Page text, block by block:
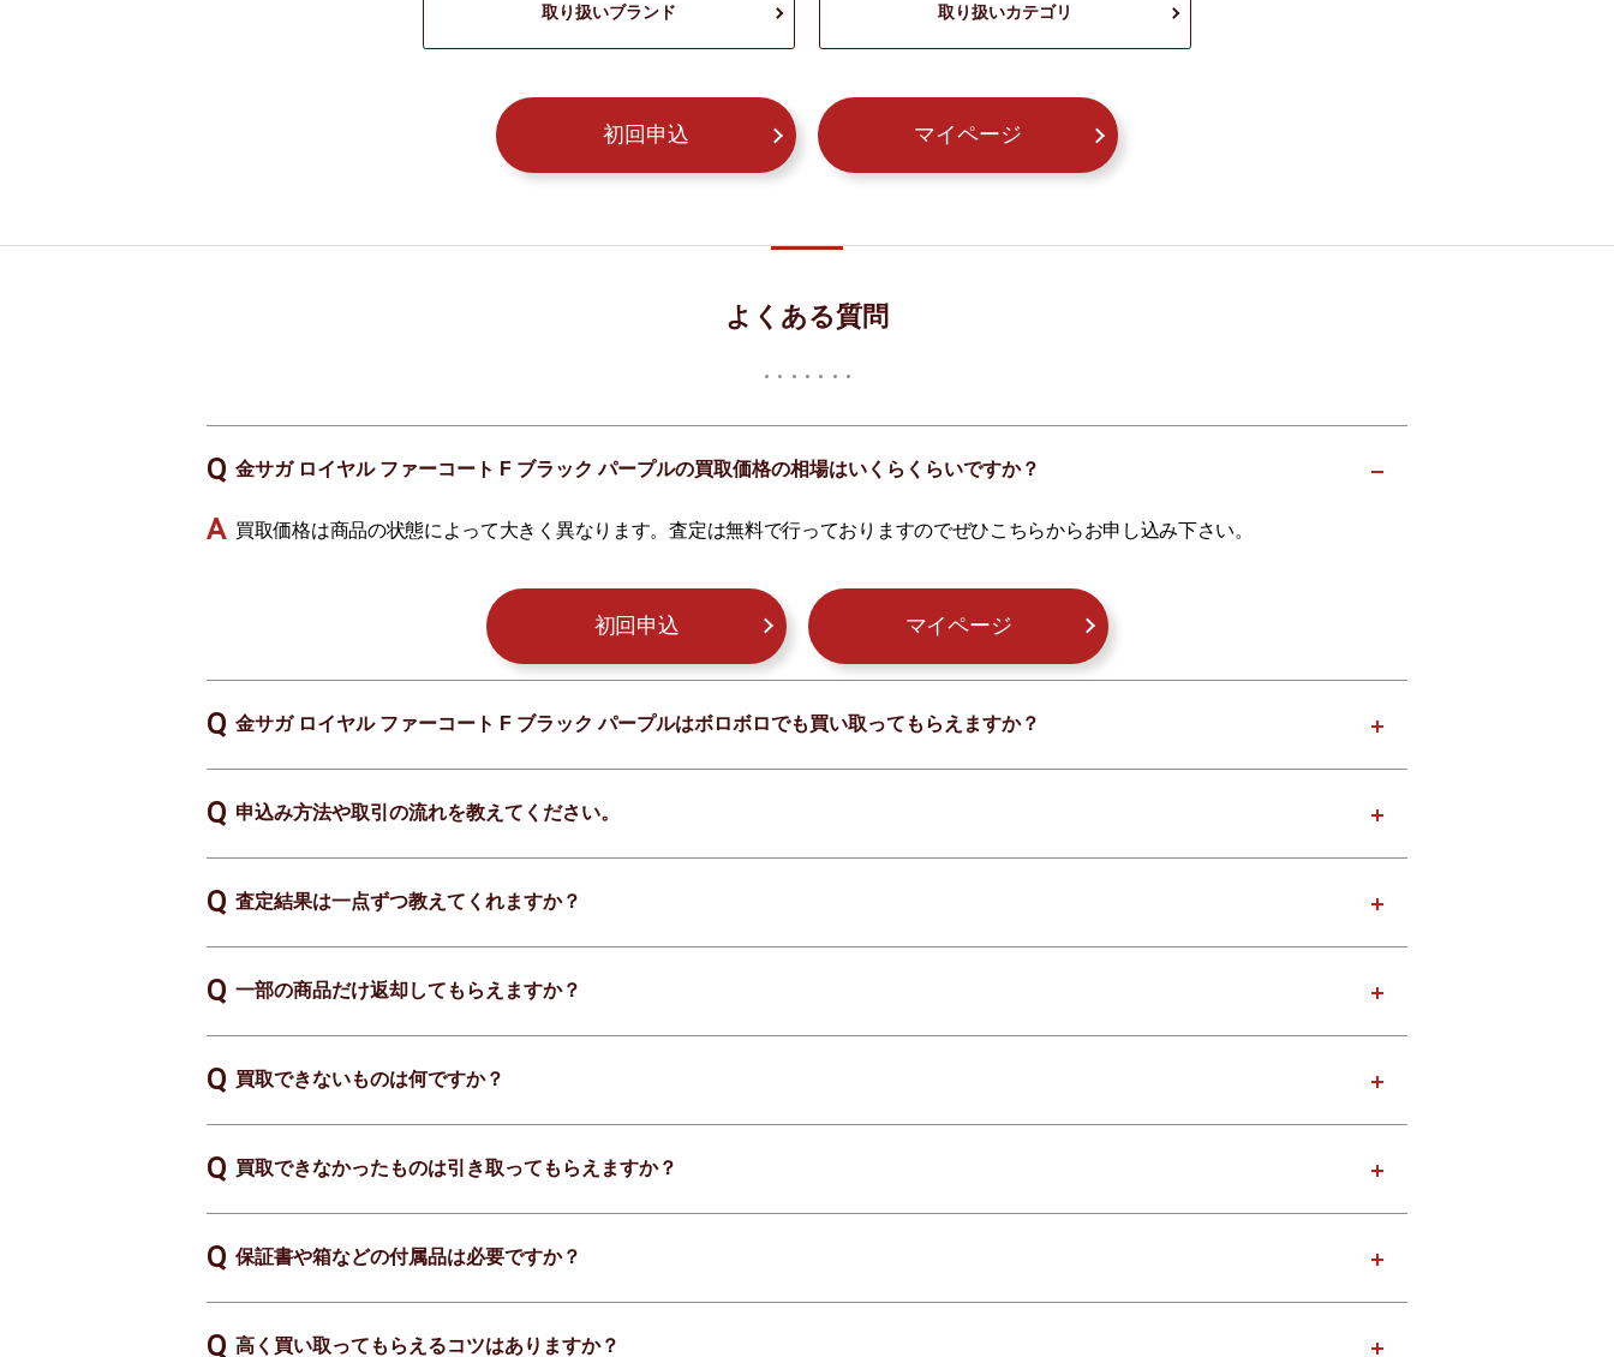
取り扱いブランド 取り扱いカテゴリ
初回申込 マイページ
よくある質問
金サガ ロイヤル ファーコート F ブラック パープルの買取価格の相場はいくらくらいですか？
買取価格は商品の状態によって大きく異なります。査定は無料で行っておりますのでぜひこちらからお申し込み下さい。
初回申込 マイページ
金サガ ロイヤル ファーコート F ブラック パープルはボロボロでも買い取ってもらえますか？
申込み方法や取引の流れを教えてください。
査定結果は一点ずつ教えてくれますか？
一部の商品だけ返却してもらえますか？
買取できないものは何ですか？
買取できなかったものは引き取ってもらえますか？
保証書や箱などの付属品は必要ですか？
高く買い取ってもらえるコツはありますか？